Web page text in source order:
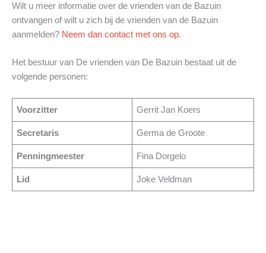
Wilt u meer informatie over de vrienden van de Bazuin
ontvangen of wilt u zich bij de vrienden van de Bazuin
aanmelden? Neem dan contact met ons op.
Het bestuur van De vrienden van De Bazuin bestaat uit de
volgende personen:
Voorzitter Gerrit Jan Koers
Secretaris Germa de Groote
Penningmeester Fina Dorgelo
Lid Joke Veldman